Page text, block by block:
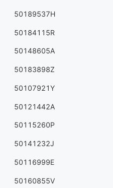
50189537H
50184115R
50148605A
50183898Z
50107921Y
50121442A
50115260P
50141232J
50116999E
50160855V